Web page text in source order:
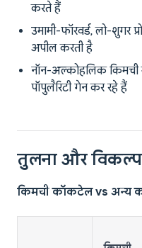
करते हैं
उमामी-फॉरवर्ड, लो-शुगर
अपील करती है
नॉन-अल्कोहलिक
पॉपुलैरिटी गेन कर रहे हैं
तुलना और विकल्प
किमची कॉकटेल vs अन्य